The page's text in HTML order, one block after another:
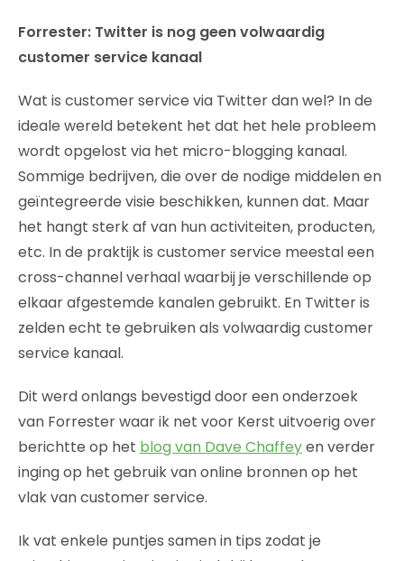
Forrester: Twitter is nog geen volwaardig
customer service kanaal
Wat is customer service via Twitter dan wel? In de
ideale wereld betekent het dat het hele probleem
wordt opgelost via het micro-blogging kanaal.
Sommige bedrijven, die over de nodige middelen en
geïntegreerde visie beschikken, kunnen dat. Maar
het hangt sterk af van hun activiteiten, producten,
etc. In de praktijk is customer service meestal een
cross-channel verhaal waarbij je verschillende op
elkaar afgestemde kanalen gebruikt. En Twitter is
zelden echt te gebruiken als volwaardig customer
service kanaal.
Dit werd onlangs bevestigd door een onderzoek
van Forrester waar ik net voor Kerst uitvoerig over
berichtte op het blog van Dave Chaffeyen verder
inging op het gebruik van online bronnen op het
vlak van customer service.
Ik vat enkele puntjes samen in tips zodat je